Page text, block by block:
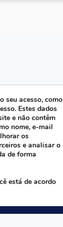
seu acesso, como
Estes dados
e não contêm
nome, e-mail
os
e analisar o
de forma
está de acordo